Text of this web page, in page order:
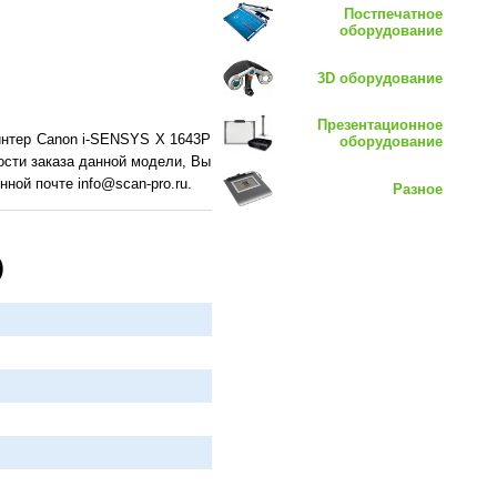
Canon i-SENSYS X 1643P
заказа данной модели, Вы
почте info@scan-pro.ru.
Постпечатное
оборудование
3D оборудование
Презентационное
оборудование
Разное